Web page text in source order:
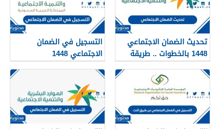
تحديث الضمان الاجتماعي
1448 بالخطوات .. طريقة
وشروط التسجيل في
الضمان الاجتماعي
التسجيل في الضمان
الاجتماعي 1448